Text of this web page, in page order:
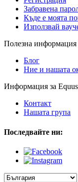
Забравена
Къде е моята
Използвай
Полезна информация
Блог
Ние и нашата
Информация за
Контакт
Нашата група
Последвайте ни: